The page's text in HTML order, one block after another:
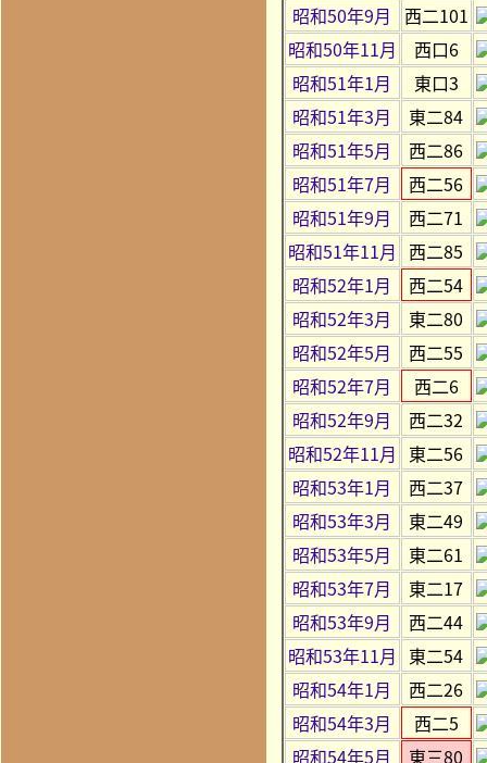
昭和50年9月
西二101
昭和50年11月
西口6
昭和51年1月
東口3
昭和51年3月
東二84
昭和51年5月
西二86
昭和51年7月
西二56
昭和51年9月
西二71
昭和51年11月 西二85
昭和52年1月
西二54
昭和52年3月
東二80
昭和52年5月
西二55
昭和52年7月
西二6
昭和52年9月
西二32
昭和52年11月 東二56
昭和53年1月
西二37
昭和53年3月
東二49
昭和53年5月
東二61
昭和53年7月
東二17
昭和53年9月
西二44
昭和53年11月 東二54
昭和54年1月
西二26
昭和54年3月
西二5
昭和54年5月
東三80